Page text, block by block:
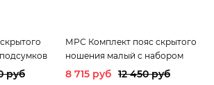
руб
МРС Комплект пояс скрытого
ношения малый с набором
подсумков (Умбра) Триада-ТКО
8 715 руб 12 450 руб